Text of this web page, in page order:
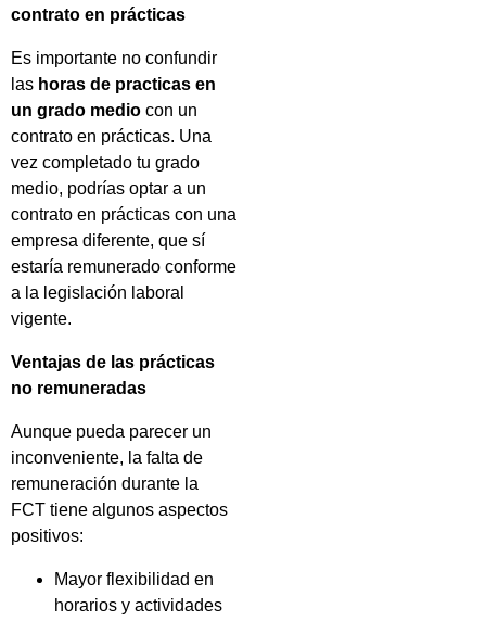
contrato en prácticas
Es importante no confundir
las horas de practicas en
un grado medio con un
contrato en prácticas. Una
vez completado tu grado
medio, podrías optar a un
contrato en prácticas con una
empresa diferente, que sí
estaría remunerado conforme
a la legislación laboral
vigente.
Ventajas de las prácticas
no remuneradas
Aunque pueda parecer un
inconveniente, la falta de
remuneración durante la
FCT tiene algunos aspectos
positivos:
Mayor flexibilidad en
horarios y actividades